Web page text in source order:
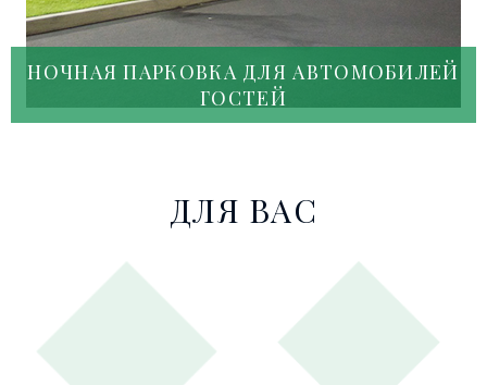
НОЧНАЯ ПАРКОВКА ДЛЯ АВТОМОБИЛЕЙ
ГОСТЕЙ
ДЛЯ ВАС